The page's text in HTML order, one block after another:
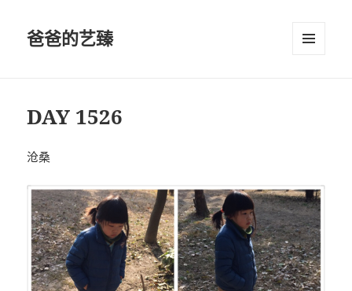
爸爸的艺臻
DAY 1526
沧桑